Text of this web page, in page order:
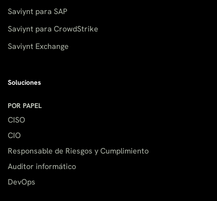
Saviynt para SAP
Saviynt para CrowdStrike
Saviynt Exchange
Soluciones
POR PAPEL
CISO
CIO
Responsable de Riesgos y Cumplimiento
Auditor informático
DevOps